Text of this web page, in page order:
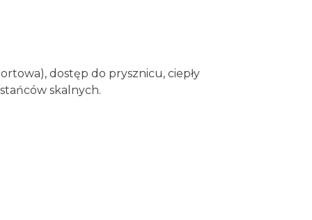
dostęp do prysznicu, ciepły
skalnych.